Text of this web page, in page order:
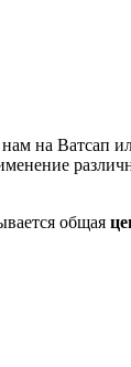
на Ватсап
общая